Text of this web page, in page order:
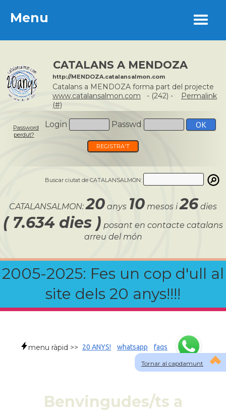
Menu
CATALANS A MENDOZA
http://MENDOZA.catalansalmon.com
Catalans a MENDOZA forma part del projecte
www.catalansalmon.com - (242) -
Permalink
(#)
Login Passwd
Password
perdut?
REGISTRA'T
Buscar ciutat de CATALANSALMON:
CATALANSALMON:20 anys 10 mesos i26 dies
( 7.634 dies ) posant en contacte catalans
arreu del món
2005-2025: Fes un cop d'ull al
site dels 20 anys!!!!
Menu
Tornar al capdamunt
menu ràpid >> 20 ANYS! whatsapp faqs
Benvingudes/ts a